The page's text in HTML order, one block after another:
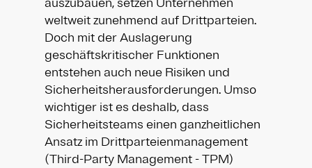
weltweit zunehmend auf Drittparteien.
Doch mit der Auslagerung
geschäftskritischer Funktionen
entstehen auch neue Risiken und
Sicherheitsherausforderungen. Umso
wichtiger ist es deshalb, dass
Sicherheitsteams einen ganzheitlichen
Ansatz im Drittparteienmanagement
(Third-Party Management - TPM)